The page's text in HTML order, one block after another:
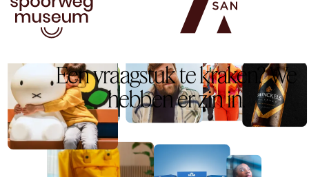
Een vraagstuk te kraken? We
hebben er zin in.